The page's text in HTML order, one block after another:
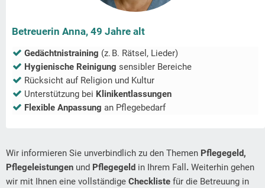
Betreuerin Anna, 49 Jahre alt
Gedächtnistraining (z. B. Rätsel, Lieder)
Hygienische Reinigung sensibler Bereiche
Rücksicht auf Religion und Kultur
Unterstützung bei Klinikentlassungen
Flexible Anpassung an Pflegebedarf
Wir informieren Sie unverbindlich zu den Themen Pflegegeld,
Pflegeleistungen und Pflegegeld in Ihrem Fall . Weiterhin gehen
wir mit Ihnen eine vollständige Checkliste für die Betreuung in